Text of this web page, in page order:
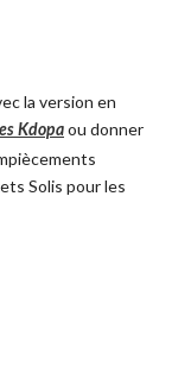
la version en
Kdopa ou donner
Solis pour les